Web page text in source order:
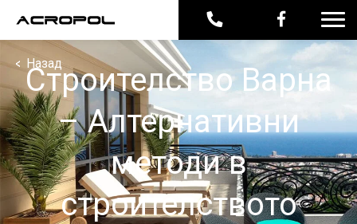
< Назад
Строителство Варна
– Алтернативни
методи в
строителството